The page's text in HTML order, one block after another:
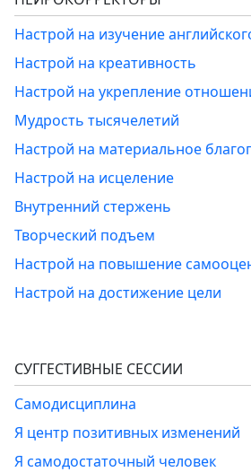
Настрой на изучение
Настрой на креативность
Настрой на укрепление
Мудрость тысячелетий
Настрой на материальное
Настрой на исцеление
Внутренний стержень
Творческий подъем
Настрой на повышение
Настрой на достижение цели
СУГГЕСТИВНЫЕ СЕССИИ
Самодисциплина
Я центр позитивных изменений
Я самодостаточный человек